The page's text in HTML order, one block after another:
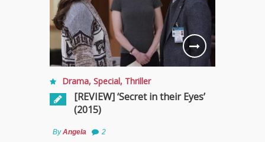
Drama, Special, Thriller
[REVIEW] ‘Secret in their Eyes’
(2015)
ByAngela 2